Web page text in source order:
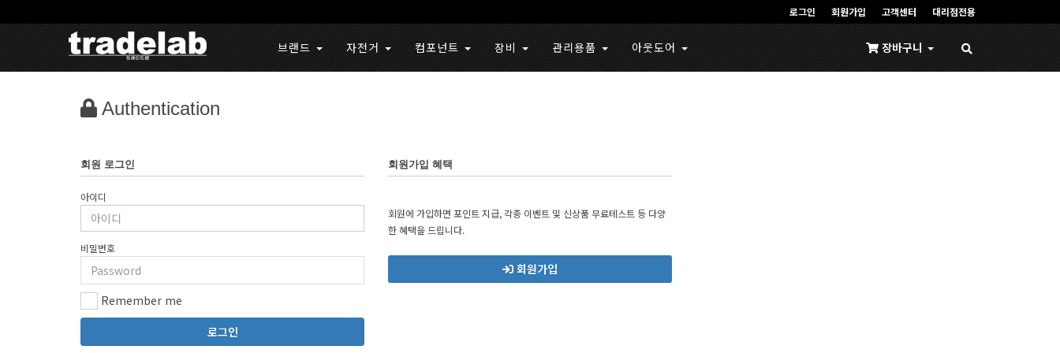
로그인 회원가입 고객센터 대리점전용
브랜드 자전거 컴포넌트 장비 관리용품 아웃도어 장바구니
Authentication
회원 로그인
아이디
비밀번호
Remember me
로그인
회원가입 혜택
회원에 가입하면 포인트 지급, 각종 이벤트 및 신상품 무료테스트 등 다양
한 혜택을 드립니다.
회원가입